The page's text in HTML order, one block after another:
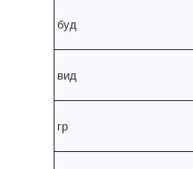
буд
вид
гр